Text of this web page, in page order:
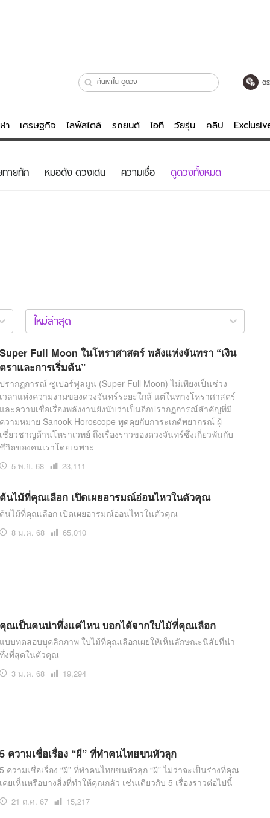
ต
า เศรษฐกิจ ไลฟ์สไตล์ รถยนต์ ไอที วัยรุ่น คลิป
จหวย ไลฟ์สไตล์
เที่ยว-กิน
Tasteful Thailand
Sanook Choice
WeTV
Exclusive
นิยาย
ลได้ที่
ทายทัก หมอดัง ดวงเด่น ความเชื่อ ดูดวงทั้งหมด
ใหม่ล่าสุด
Super Full Moon ในโหราศาสตร์ พลังแห่งจันทรา “เงิน
ตราและการเริ่มต้น”
ปรากฏการณ์ ซูเปอร์ฟูลมูน (Super Full Moon) ไม่เพียงเป็นช่วง
เวลาแห่งความงามของดวงจันทร์ระยะใกล้ แต่ในทางโหราศาสตร์
และความเชื่อเรื่องพลังงานยังนับว่าเป็นอีกปรากฏการณ์สำคัญที่มี
ความหมาย Sanook Horoscope พูดคุยกับการะเกต์พยากรณ์ ผู้
เชี่ยวชาญด้านโหราเวทย์ ถึงเรื่องราวของดวงจันทร์ซึ่งเกี่ยวพันกับ
ชีวิตของคนเราโดยเฉพาะ
5 พ.ย. 68
เปิด
23,111
ต้นไม้ที่คุณเลือก เปิดเผยอารมณ์อ่อนไหวในตัวคุณ
ต้นไม้ที่คุณเลือก เปิดเผยอารมณ์อ่อนไหวในตัวคุณ
8 ม.ค. 68
เปิด
65,010
คุณเป็นคนน่าทึ่งแค่ไหน บอกได้จากใบไม้ที่คุณเลือก
แบบทดสอบบุคลิกภาพ ใบไม้ที่คุณเลือกเผยให้เห็นลักษณะนิสัยที่น่า
ทึ่งที่สุดในตัวคุณ
3 ม.ค. 68
เปิด
19,294
5 ความเชื่อเรื่อง “ผี” ที่ทำคนไทยขนหัวลุก
5 ความเชื่อเรื่อง “ผี” ที่ทำคนไทยขนหัวลุก “ผี” ไม่ว่าจะเป็นร่างที่คุณ
เคยเห็นหรือบางสิ่งที่ทำให้คุณกลัว เช่นเดียวกับ 5 เรื่องราวต่อไปนี้
21 ต.ค. 67
เปิด
15,217